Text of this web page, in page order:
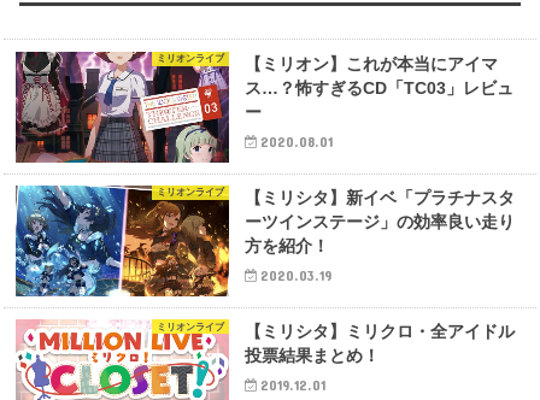
ミリオンライブ
【ミリオン】これが本当にアイマ
ス…？怖すぎるCD「TC03」レビュ
ー
2020.08.01
ミリオンライブ
【ミリシタ】新イベ「プラチナスタ
ーツインステージ」の効率良い走り
方を紹介！
2020.03.19
ミリオンライブ
【ミリシタ】ミリクロ・全アイドル
投票結果まとめ！
2019.12.01